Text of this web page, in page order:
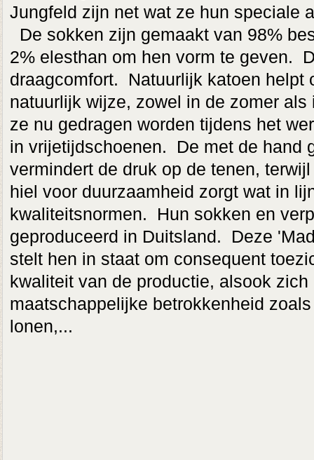
Jungfeld zijn net wat ze hun speciale
De sokken zijn gemaakt van 98%
2% elesthan om hen vorm te geven.
draagcomfort. Natuurlijk katoen helpt
natuurlijk wijze, zowel in de zomer
ze nu gedragen worden tijdens het
in vrijetijdschoenen. De met de hand
vermindert de druk op de tenen,
hiel voor duurzaamheid zorgt wat in
kwaliteitsnormen. Hun sokken en
geproduceerd in Duitsland. Deze
stelt hen in staat om consequent
kwaliteit van de productie, alsook
maatschappelijke betrokkenheid
lonen,...